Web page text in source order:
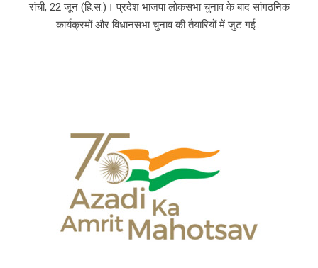
रांची, 22 जून (हि.स.)। प्रदेश भाजपा लोकसभा चुनाव के बाद सांगठनिक
कार्यक्रमों और विधानसभा चुनाव की तैयारियों में जुट गई...